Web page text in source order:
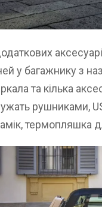
у багажнику з
та кілька
рушниками,
термопляшка